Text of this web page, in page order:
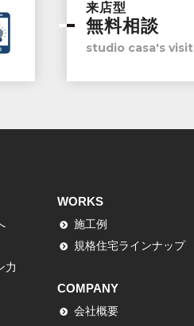
来店型
無料相談
studio casa's visit
力
WORKS
施工例
規格住宅ラインナップ
COMPANY
会社概要